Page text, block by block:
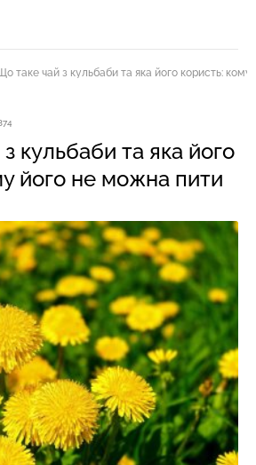
таке чай з кульбаби та яка його користь:
кульбаби та яка його
його не можна пити